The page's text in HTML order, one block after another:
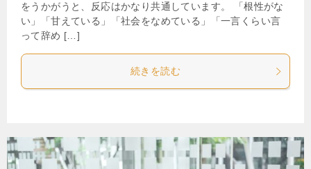
をうかがうと、反応はかなり共通しています。 「根性がな
い」「甘えている」「社会をなめている」「一言くらい言
って辞め […]
続きを読む